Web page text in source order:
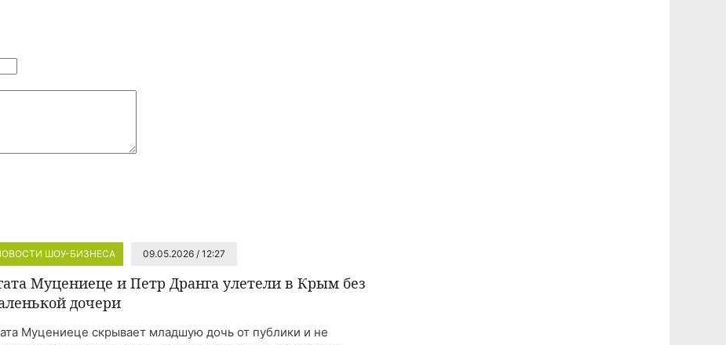
ШОУ-БИЗНЕСА 09.05.2026 / 12:27
Муцениеце и Петр Дранга улетели в Крым без
дочери
Муцениеце скрывает младшую дочь от публики и не